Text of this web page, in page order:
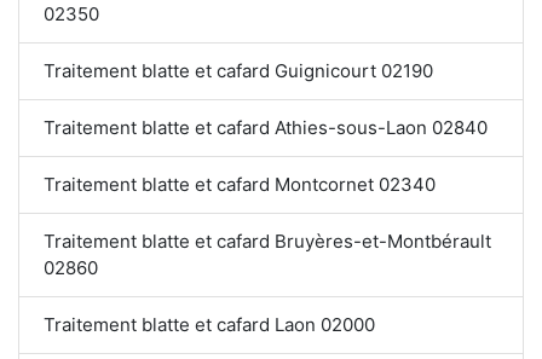
02350
Traitement blatte et cafard Guignicourt 02190
Traitement blatte et cafard Athies-sous-Laon 02840
Traitement blatte et cafard Montcornet 02340
Traitement blatte et cafard Bruyères-et-Montbérault
02860
Traitement blatte et cafard Laon 02000